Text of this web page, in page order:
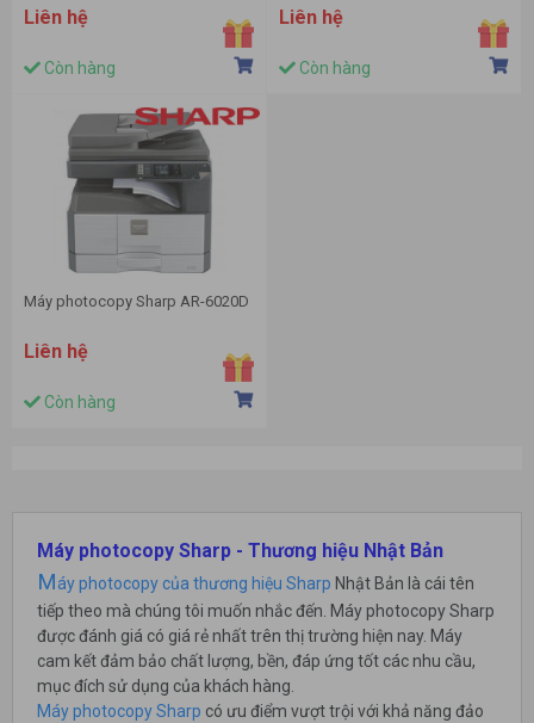
Liên hệ
Còn hàng
Liên hệ
Còn hàng
Máy photocopy Sharp AR-6020D
Liên hệ
Còn hàng
Máy photocopy Sharp - Thương hiệu Nhật Bản
Máy photocopy của thương hiệu Sharp Nhật Bản là cái tên
tiếp theo mà chúng tôi muốn nhắc đến. Máy photocopy Sharp
được đánh giá có giá rẻ nhất trên thị trường hiện nay. Máy
cam kết đảm bảo chất lượng, bền, đáp ứng tốt các nhu cầu,
mục đích sử dụng của khách hàng.
Máy photocopy Sharp có ưu điểm vượt trội với khả năng đảo